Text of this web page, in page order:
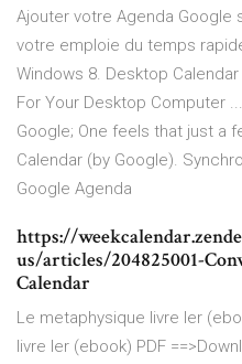
Ajouter votre Agenda Google
votre emploie du temps
Windows 8. Desktop
For Your Desktop Computer
Google; One feels that just a
Calendar (by Google).
Google Agenda
https://
us/articles/204825001-
Calendar
Le metaphysique livre Ier
livre Ier (ebook) PDF